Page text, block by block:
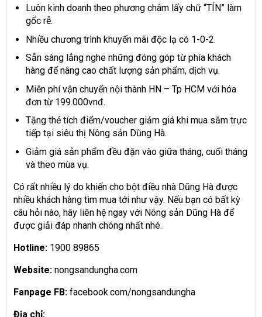
Luôn kinh doanh theo phương châm lấy chữ “TÍN” làm
gốc rễ.
Nhiều chương trình khuyến mãi độc lạ có 1-0-2.
Sẵn sàng lắng nghe những đóng góp từ phía khách
hàng để nâng cao chất lượng sản phẩm, dịch vụ.
Miễn phí vận chuyển nội thành HN – Tp HCM với hóa
đơn từ 199.000vnđ.
Tặng thẻ tích điểm/voucher giảm giá khi mua sắm trực
tiếp tại siêu thị Nông sản Dũng Hà.
Giảm giá sản phẩm đều đặn vào giữa tháng, cuối tháng
và theo mùa vụ.
Có rất nhiều lý do khiến cho bột điều nhà Dũng Hà được
nhiều khách hàng tìm mua tới như vậy. Nếu bạn có bất kỳ
câu hỏi nào, hãy liên hệ ngay với Nông sản Dũng Hà để
được giải đáp nhanh chóng nhất nhé.
Hotline: 1900 89865
Website: nongsandungha.com
Fanpage FB: facebook.com/nongsandungha
Địa chỉ: